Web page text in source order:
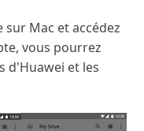
sur Mac et accédez
vous pourrez
d'Huawei et les